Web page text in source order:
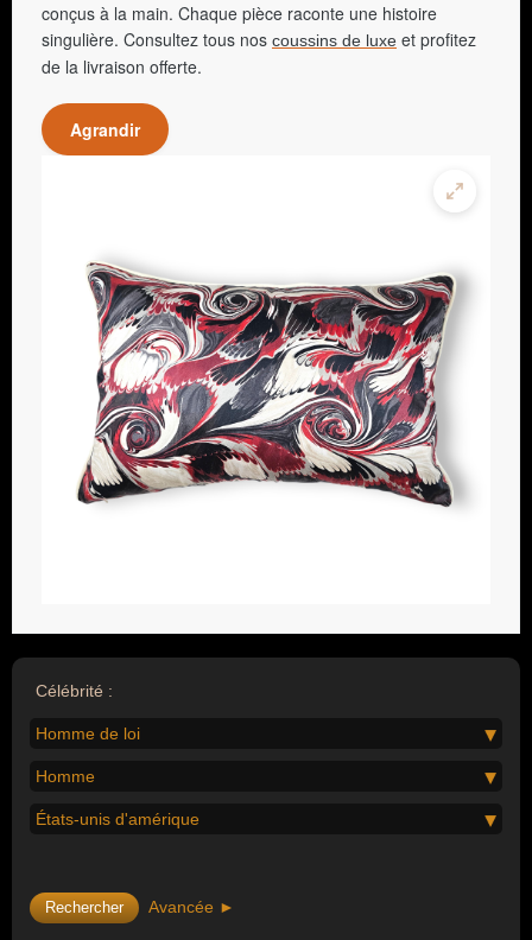
conçus à la main. Chaque pièce raconte une histoire
singulière. Consultez tous nos coussins de luxe et profitez
de la livraison offerte.
Agrandir
Célébrité :
Homme de loi
Homme
États-unis d'amérique
Avancée ►